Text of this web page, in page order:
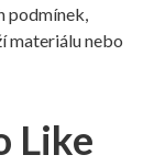
podmínek,
materiálu nebo
Like